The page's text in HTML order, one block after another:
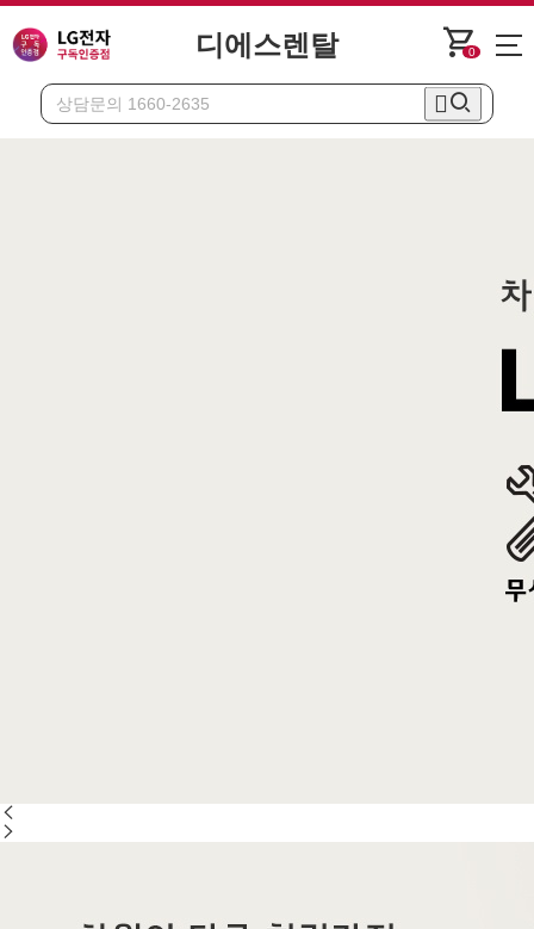
디에스렌탈 shopping_cart
0
안마의자
힐링미